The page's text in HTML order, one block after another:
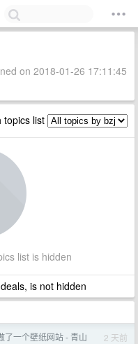
on 2018-01-26 17:11:45
topics list
list is hidden
is not hidden
了一个壁纸网站 - 青山 2 天前